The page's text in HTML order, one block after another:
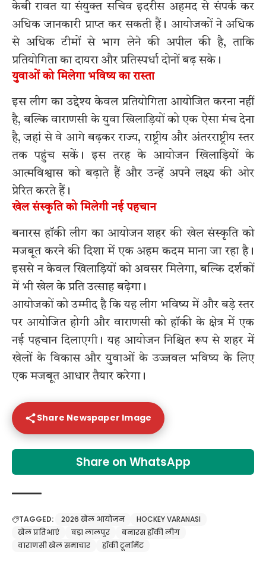
केबी रावत या संयुक्त सचिव इदरीस अहमद से संपर्क कर
अधिक जानकारी प्राप्त कर सकती हैं। आयोजकों ने अधिक
से अधिक टीमों से भाग लेने की अपील की है, ताकि
प्रतियोगिता का दायरा और प्रतिस्पर्धा दोनों बढ़ सके।
युवाओं को मिलेगा भविष्य का रास्ता
इस लीग का उद्देश्य केवल प्रतियोगिता आयोजित करना नहीं
है, बल्कि वाराणसी के युवा खिलाड़ियों को एक ऐसा मंच देना
है, जहां से वे आगे बढ़कर राज्य, राष्ट्रीय और अंतरराष्ट्रीय स्तर
तक पहुंच सकें। इस तरह के आयोजन खिलाड़ियों के
आत्मविश्वास को बढ़ाते हैं और उन्हें अपने लक्ष्य की ओर
प्रेरित करते हैं।
खेल संस्कृति को मिलेगी नई पहचान
बनारस हॉकी लीग का आयोजन शहर की खेल संस्कृति को
मजबूत करने की दिशा में एक अहम कदम माना जा रहा है।
इससे न केवल खिलाड़ियों को अवसर मिलेगा, बल्कि दर्शकों
में भी खेल के प्रति उत्साह बढ़ेगा।
आयोजकों को उम्मीद है कि यह लीग भविष्य में और बड़े स्तर
पर आयोजित होगी और वाराणसी को हॉकी के क्षेत्र में एक
नई पहचान दिलाएगी। यह आयोजन निश्चित रूप से शहर में
खेलों के विकास और युवाओं के उज्जवल भविष्य के लिए
एक मजबूत आधार तैयार करेगा।
Share Newspaper Image
Share on WhatsApp
TAGGED: 2026 खेल आयोजन
HOCKEY VARANASI
खेल प्रतिभाएं
बड़ा लालपुर
बनारस हॉकी लीग
वाराणसी खेल समाचार
हॉकी टूर्नामेंट